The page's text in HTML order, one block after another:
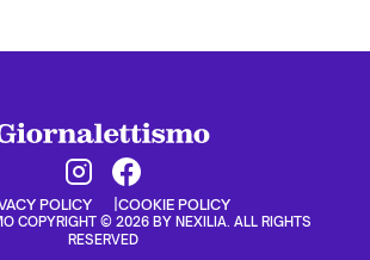
POLICY COOKIE POLICY
COPYRIGHT © 2026 BY NEXILIA. ALL RIGHTS
RESERVED